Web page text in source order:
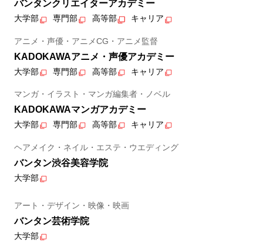
バンタンクリエイターアカデミー
大学部 専門部 高等部 キャリア
アニメ・声優・アニメCG・アニメ監督
KADOKAWAアニメ・声優アカデミー
大学部 専門部 高等部 キャリア
マンガ・イラスト・マンガ編集者・ノベル
KADOKAWAマンガアカデミー
大学部 専門部 高等部 キャリア
ヘアメイク・ネイル・エステ・ウエディング
バンタン渋谷美容学院
大学部
アート・デザイン・映像・映画
バンタン芸術学院
大学部